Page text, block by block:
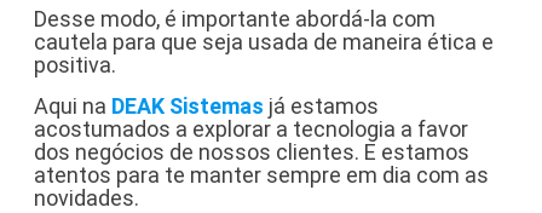
Desse modo, é importante abordá-la com
cautela para que seja usada de maneira ética e
positiva.
Aqui na DEAK Sistemas já estamos
acostumados a explorar a tecnologia a favor
dos negócios de nossos clientes. E estamos
atentos para te manter sempre em dia com as
novidades.